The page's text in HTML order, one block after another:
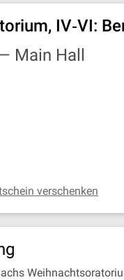
IV‐VI:
Main Hall
verschenken